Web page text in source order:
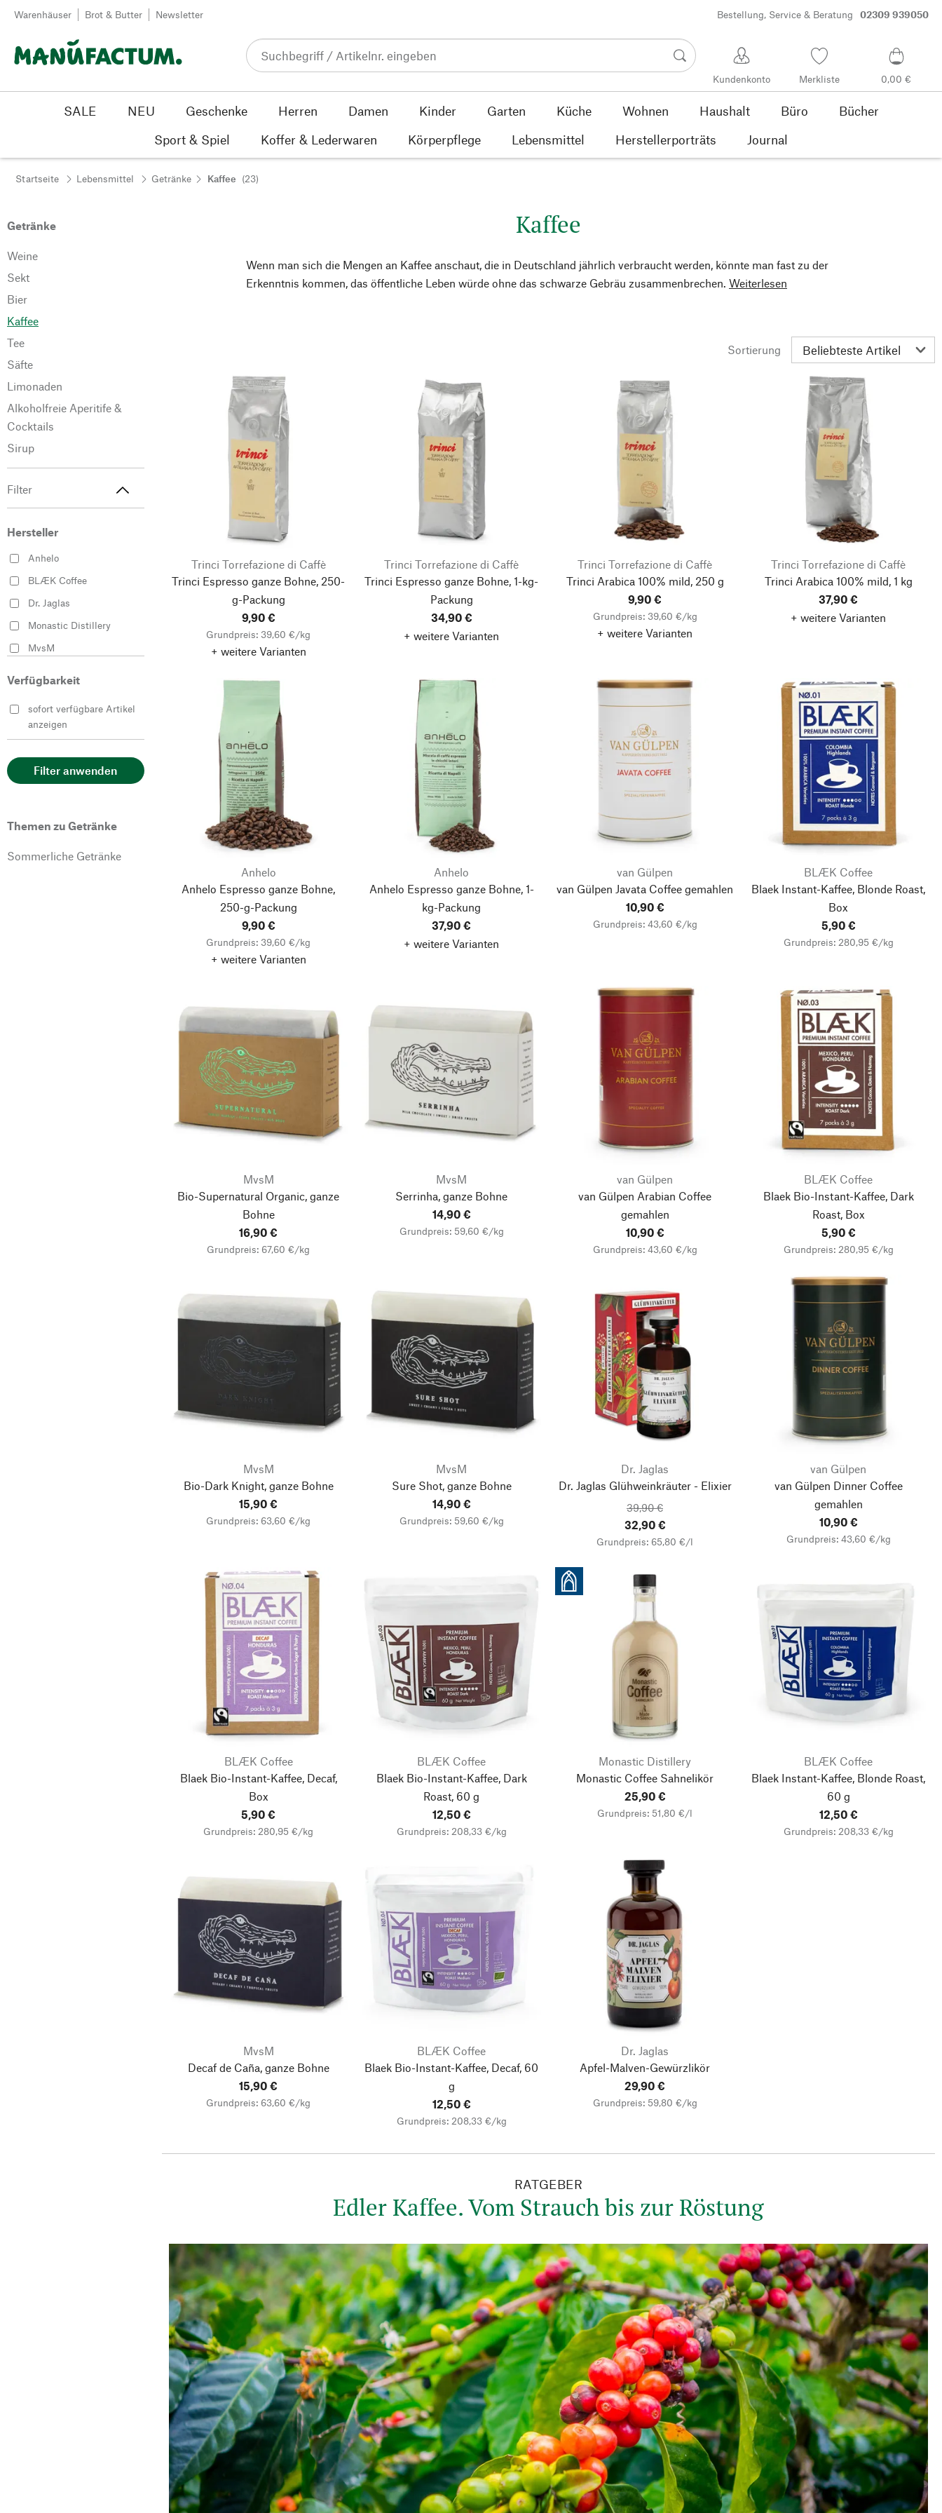
Zum Inhalt springen
Warenhäuser Brot & Butter Newsletter Bestellung, Service & Beratung 02309 939050
Kundenkonto Merkliste 0,00 €
SALE NEU Geschenke Herren Damen Kinder Garten Küche Wohnen Haushalt Büro
Bücher
Sport & Spiel
Koffer & Lederwaren Körperpflege Lebensmittel Herstellerporträts Journal
Startseite Lebensmittel Getränke Kaffee (23)
Getränke
Weine
Sekt
Bier
Kaffee
Tee
Säfte
Limonaden
Alkoholfreie Aperitife &
Cocktails
Sirup
Filter
Hersteller
Anhelo
BLÆK Coffee
Dr. Jaglas
Monastic Distillery
MvsM
Caffè
van Gülpen
Verfügbarkeit
sofort verfügbare Artikel
anzeigen
Filter anwenden
Themen zu Getränke
Sommerliche Getränke
Kaffee
Wenn man sich die Mengen an Kaffee anschaut, die in Deutschland jährlich verbraucht werden, könnte man fast zu der
Erkenntnis kommen, das öffentliche Leben würde ohne das schwarze Gebräu zusammenbrechen. Weiterlesen
Sortierung
Trinci Torrefazione di Caffè
Trinci Espresso ganze Bohne, 250-
g-Packung
9,90 €
Grundpreis: 39,60 €/kg
+ weitere Varianten
Trinci Torrefazione di Caffè
Trinci Espresso ganze Bohne, 1-kg-
Packung
34,90 €
+ weitere Varianten
Trinci Torrefazione di Caffè
Trinci Arabica 100% mild, 250 g
9,90 €
Grundpreis: 39,60 €/kg
+ weitere Varianten
Trinci Torrefazione di Caffè
Trinci Arabica 100% mild, 1 kg
37,90 €
+ weitere Varianten
Anhelo
Anhelo Espresso ganze Bohne,
250-g-Packung
9,90 €
Grundpreis: 39,60 €/kg
+ weitere Varianten
Anhelo
Anhelo Espresso ganze Bohne, 1-
kg-Packung
37,90 €
+ weitere Varianten
van Gülpen
van Gülpen Javata Coffee gemahlen
10,90 €
Grundpreis: 43,60 €/kg
BLÆK Coffee
Blaek Instant-Kaffee, Blonde Roast,
Box
5,90 €
Grundpreis: 280,95 €/kg
MvsM
Bio-Supernatural Organic, ganze
Bohne
16,90 €
Grundpreis: 67,60 €/kg
MvsM
Serrinha, ganze Bohne
14,90 €
Grundpreis: 59,60 €/kg
van Gülpen
van Gülpen Arabian Coffee
gemahlen
10,90 €
Grundpreis: 43,60 €/kg
BLÆK Coffee
Blaek Bio-Instant-Kaffee, Dark
Roast, Box
5,90 €
Grundpreis: 280,95 €/kg
MvsM
Bio-Dark Knight, ganze Bohne
15,90 €
Grundpreis: 63,60 €/kg
MvsM
Sure Shot, ganze Bohne
14,90 €
Grundpreis: 59,60 €/kg
Dr. Jaglas
Dr. Jaglas Glühweinkräuter - Elixier
39,90 €
32,90 €
Grundpreis: 65,80 €/l
van Gülpen
van Gülpen Dinner Coffee
gemahlen
10,90 €
Grundpreis: 43,60 €/kg
BLÆK Coffee
Blaek Bio-Instant-Kaffee, Decaf,
Box
5,90 €
Grundpreis: 280,95 €/kg
BLÆK Coffee
Blaek Bio-Instant-Kaffee, Dark
Roast, 60 g
12,50 €
Grundpreis: 208,33 €/kg
Monastic Distillery
Monastic Coffee Sahnelikör
25,90 €
Grundpreis: 51,80 €/l
BLÆK Coffee
Blaek Instant-Kaffee, Blonde Roast,
60 g
12,50 €
Grundpreis: 208,33 €/kg
MvsM
Decaf de Caña, ganze Bohne
15,90 €
Grundpreis: 63,60 €/kg
BLÆK Coffee
Blaek Bio-Instant-Kaffee, Decaf, 60
g
12,50 €
Grundpreis: 208,33 €/kg
Dr. Jaglas
Apfel-Malven-Gewürzlikör
29,90 €
Grundpreis: 59,80 €/kg
RATGEBER
Edler Kaffee. Vom Strauch bis zur Röstung